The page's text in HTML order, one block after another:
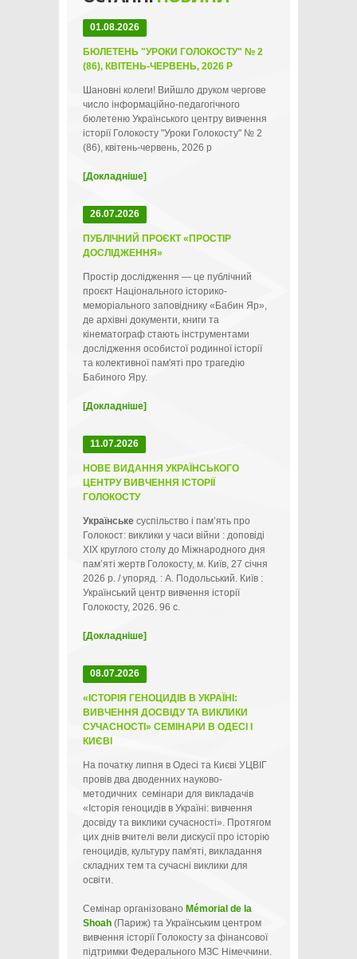
01.08.2026
БЮЛЕТЕНЬ "УРОКИ ГОЛОКОСТУ" № 2
(86), КВІТЕНЬ-ЧЕРВЕНЬ, 2026 Р
Шановні колеги! Вийшло друком чергове
число інформаційно-педагогічного
бюлетеню Українського центру вивчення
історії Голокосту "Уроки Голокосту" № 2
(86), квітень-червень, 2026 р
[Докладніше]
26.07.2026
ПУБЛІЧНИЙ ПРОЄКТ «ПРОСТІР
ДОСЛІДЖЕННЯ»
Простір дослідження — це публічний
проєкт Національного історико-
меморіального заповіднику «Бабин Яр»,
де архівні документи, книги та
кінематограф стають інструментами
дослідження особистої родинної історії
та колективної пам'яті про трагедію
Бабиного Яру.
[Докладніше]
11.07.2026
НОВЕ ВИДАННЯ УКРАЇНСЬКОГО
ЦЕНТРУ ВИВЧЕННЯ ІСТОРІЇ
ГОЛОКОСТУ
Українське суспільство і пам’ять про
Голокост: виклики у часи війни : доповіді
ХІХ круглого столу до Міжнародного дня
пам’яті жертв Голокосту, м. Київ, 27 січня
2026 р. / упоряд. : А. Подольський. Київ :
Український центр вивчення історії
Голокосту, 2026. 96 с.
[Докладніше]
08.07.2026
«ІСТОРІЯ ГЕНОЦИДІВ В УКРАЇНІ:
ВИВЧЕННЯ ДОСВІДУ ТА ВИКЛИКИ
СУЧАСНОСТІ» СЕМІНАРИ В ОДЕСІ І
КИЄВІ
На початку липня в Одесі та Києві УЦВІГ
провів два дводенних науково-
методичних семінари для викладачів
«Історія геноцидів в Україні: вивчення
досвіду та виклики сучасності». Протягом
цих днів вчителі вели дискусії про історію
геноцидів, культуру пам'яті, викладання
складних тем та сучасні виклики для
освіти.
Семінар організовано Mémorial de la
Shoah (Париж) та Українським центром
вивчення історії Голокосту за фінансової
підтримки Федерального МЗС Німеччини.